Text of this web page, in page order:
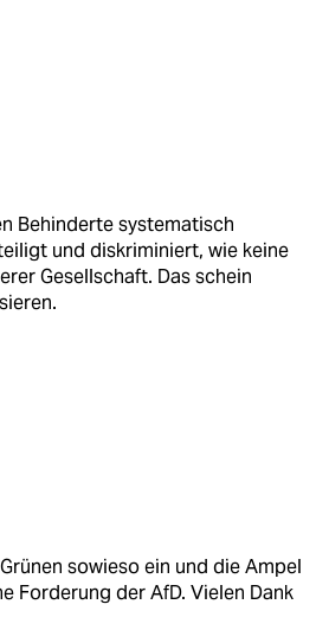
Behinderte systematisch
und diskriminiert, wie keine
Gesellschaft. Das schein
sowieso ein und die Ampel
Forderung der AfD. Vielen Dank